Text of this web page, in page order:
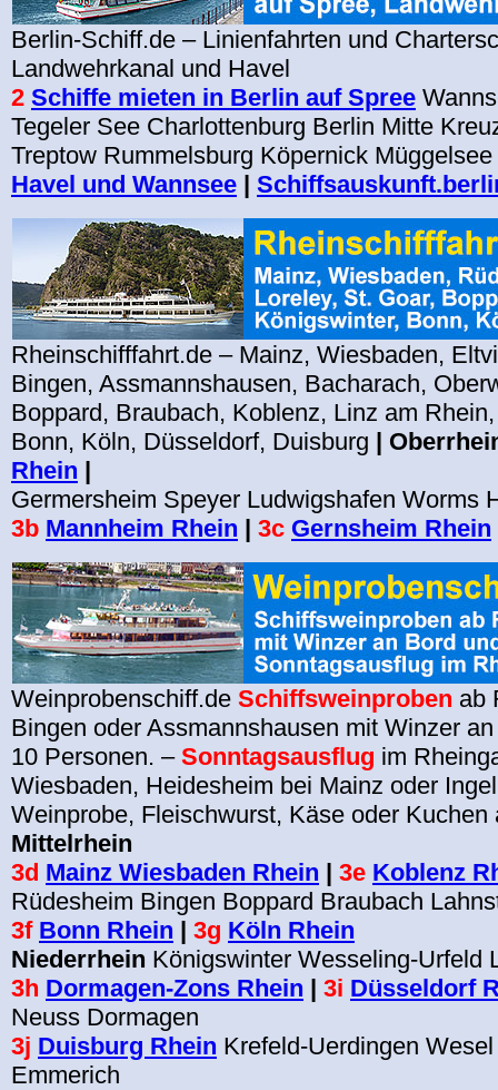
Berlin-Schiff.de – Linienfahrten und
Landwehrkanal und Havel
2 Schiffe mieten in Berlin auf Spree
Tegeler See Charlottenburg Berlin Mitte
Treptow Rummelsburg Köpernick Müggelsee
Havel und Wannsee |
Rheinschifffahrt.de – Mainz, Wiesbaden,
Bingen, Assmannshausen, Bacharach,
Boppard, Braubach, Koblenz, Linz am
Bonn, Köln, Düsseldorf, Duisburg |
Rhein |
Germersheim Speyer Ludwigshafen Worms
3b Mannheim Rhein | 3c Gernsheim Rhein
Weinprobenschiff.de Schiffsweinproben ab
Bingen oder Assmannshausen mit Winzer
10 Personen. – Sonntagsausflug im
Wiesbaden, Heidesheim bei Mainz oder
Weinprobe, Fleischwurst, Käse oder Kuchen
Mittelrhein
3d Mainz Wiesbaden Rhein | 3e Koblenz
Rüdesheim Bingen Boppard Braubach
3f Bonn Rhein | 3g Köln Rhein
Niederrhein Königswinter Wesseling-Urfeld
3h Dormagen-Zons Rhein | 3i Düsseldorf
Neuss Dormagen
3j Duisburg Rhein Krefeld-Uerdingen
Emmerich